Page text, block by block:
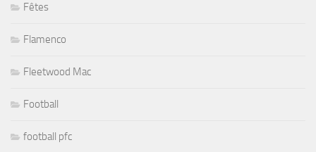
Fêtes
Flamenco
Fleetwood Mac
Football
football pfc